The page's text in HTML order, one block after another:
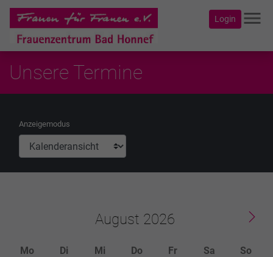
Login menu
Unsere Termine
Anzeigemodus
August
Mo Di Mi Do Fr Sa So